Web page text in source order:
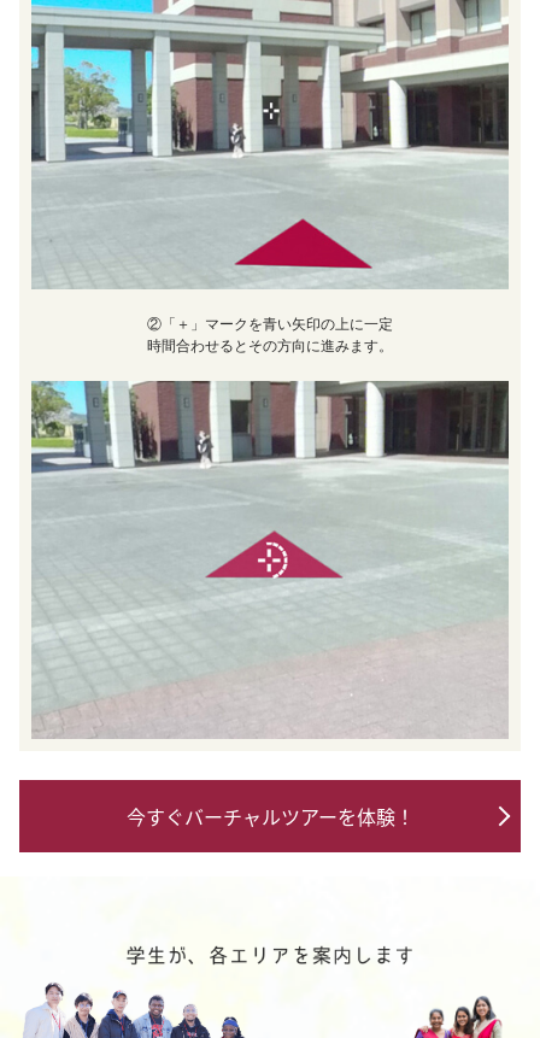
②「＋」マークを青い矢印の上に一定
時間合わせるとその方向に進みます。
今すぐバーチャルツアーを体験！